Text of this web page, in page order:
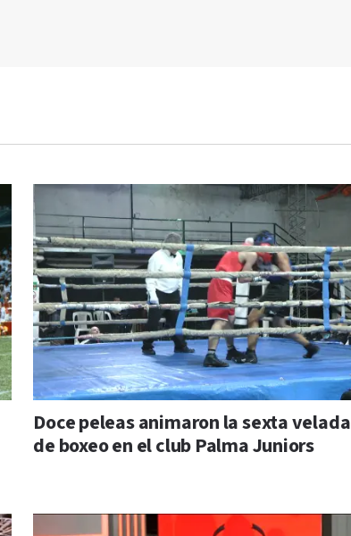
Doce peleas animaron la sexta velada
de boxeo en el club Palma Juniors